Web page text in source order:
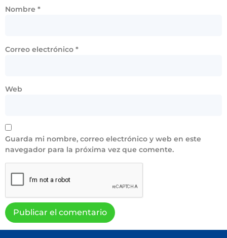
Nombre *
Correo electrónico *
Web
Guarda mi nombre, correo electrónico y web en este
navegador para la próxima vez que comente.